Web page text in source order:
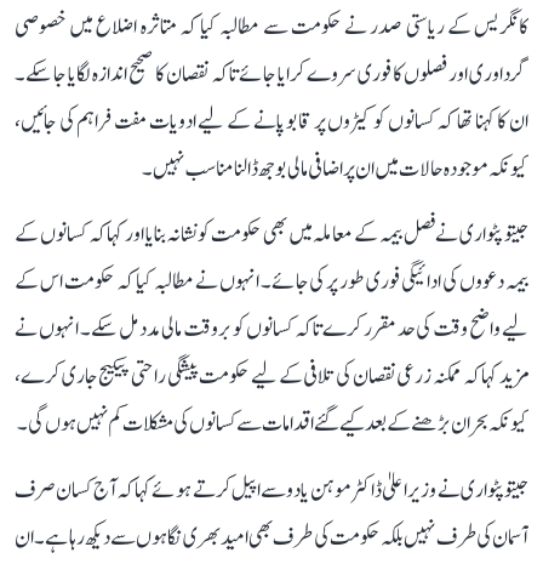
کانگریس کے ریاستی صدر نے حکومت سے مطالبہ کیا کہ متاثرہ اضلاع میں خصوصی
گرداوری اور فصلوں کا فوری سروے کرایا جائے تاکہ نقصان کا صحیح اندازہ لگایا جا سکے۔
ان کا کہنا تھا کہ کسانوں کو کیڑوں پر قابو پانے کے لیے ادویات مفت فراہم کی جائیں،
کیونکہ موجودہ حالات میں ان پر اضافی مالی بوجھ ڈالنا مناسب نہیں۔
جیتو پٹواری نے فصل بیمہ کے معاملہ میں بھی حکومت کو نشانہ بنایا اور کہا کہ کسانوں کے
بیمہ دعووں کی ادائیگی فوری طور پر کی جائے۔ انہوں نے مطالبہ کیا کہ حکومت اس کے
لیے واضح وقت کی حد مقرر کرے تاکہ کسانوں کو بروقت مالی مدد مل سکے۔ انہوں نے
مزید کہا کہ ممکنہ زرعی نقصان کی تلافی کے لیے حکومت پیشگی راحتی پیکیج جاری کرے،
کیونکہ بحران بڑھنے کے بعد کیے گئے اقدامات سے کسانوں کی مشکلات کم نہیں ہوں گی۔
جیتو پٹواری نے وزیر اعلیٰ ڈاکٹر موہن یادو سے اپیل کرتے ہوئے کہا کہ آج کسان صرف
آسمان کی طرف نہیں بلکہ حکومت کی طرف بھی امید بھری نگاہوں سے دیکھ رہا ہے۔ ان